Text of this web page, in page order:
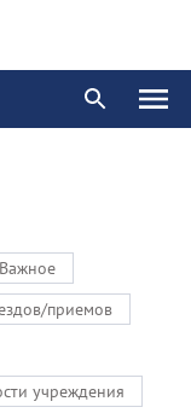
Важное
приемов
учреждения